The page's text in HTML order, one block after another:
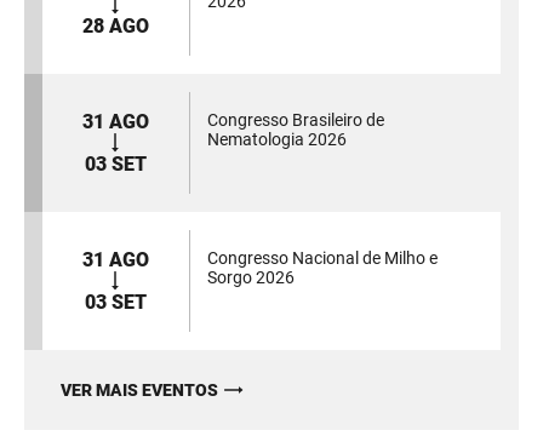
28 AGO
31 AGO
03 SET
Congresso Brasileiro de
Nematologia 2026
31 AGO
03 SET
Congresso Nacional de Milho e
Sorgo 2026
VER MAIS EVENTOS